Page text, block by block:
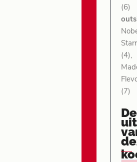
(6)
(4),
(7)
De